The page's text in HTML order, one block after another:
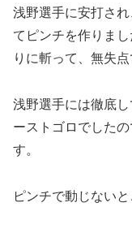
浅野選手に安打さ
てピンチを作りま
りに斬って、無失点
浅野選手には徹底
ーストゴロでした
す。
ピンチで動じない